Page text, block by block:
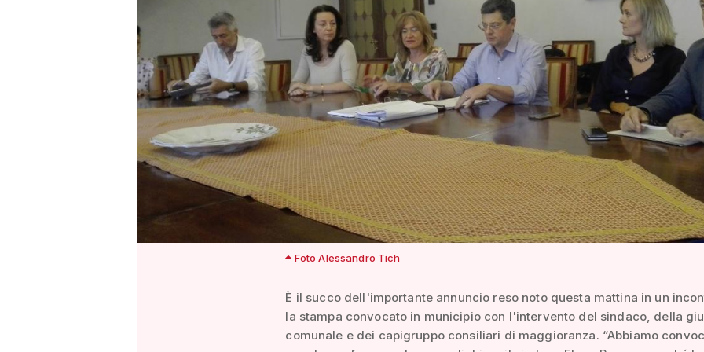
Foto Alessandro Tich
È il succo dell'importante annuncio reso noto questa mattina in un
la stampa convocato in municipio con l'intervento del sindaco, della
comunale e dei capigruppo consiliari di maggioranza. “Abbiamo